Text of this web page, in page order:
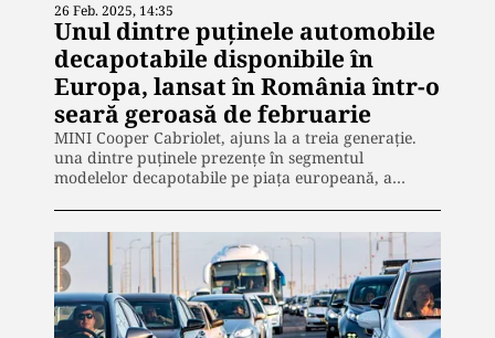
26 Feb. 2025, 14:35
Unul dintre puţinele automobile
decapotabile disponibile în
Europa, lansat în România într-o
seară geroasă de februarie
MINI Cooper Cabriolet, ajuns la a treia generație.
una dintre puținele prezențe în segmentul
modelelor decapotabile pe piața europeană, a…